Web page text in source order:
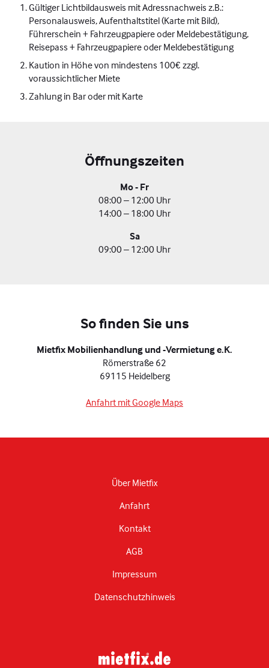
Gültiger Lichtbildausweis mit Adressnachweis z.B.:
Personalausweis, Aufenthaltstitel (Karte mit Bild),
Führerschein + Fahrzeugpapiere oder Meldebestätigung,
Reisepass + Fahrzeugpapiere oder Meldebestätigung
Kaution in Höhe von mindestens 100€ zzgl.
voraussichtlicher Miete
Zahlung in Bar oder mit Karte
Öffnungszeiten
Mo - Fr
08:00 – 12:00 Uhr
14:00 – 18:00 Uhr
Sa
09:00 – 12:00 Uhr
So finden Sie uns
Mietfix Mobilienhandlung und -Vermietung e.K.
Römerstraße 62
69115 Heidelberg
Anfahrt mit Google Maps
Über Mietfix
Anfahrt
Kontakt
AGB
Impressum
Datenschutzhinweis